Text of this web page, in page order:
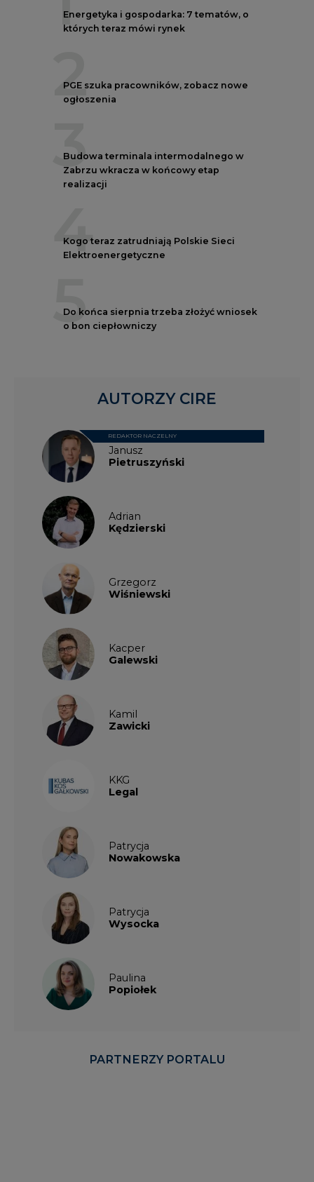
Energetyka i gospodarka: 7 tematów, o
których teraz mówi rynek
2
PGE szuka pracowników, zobacz nowe
ogłoszenia
3
Budowa terminala intermodalnego w
Zabrzu wkracza w końcowy etap
realizacji
4
Kogo teraz zatrudniają Polskie Sieci
Elektroenergetyczne
5
Do końca sierpnia trzeba złożyć wniosek
o bon ciepłowniczy
Janusz
Pietruszyński
REDAKTOR NACZELNY
Adrian
Kędzierski
Grzegorz
Wiśniewski
Kacper
Galewski
Kamil
Zawicki
KKG
Legal
Patrycja
Nowakowska
Patrycja
Wysocka
Paulina
Popiołek
AUTORZY CIRE
PARTNERZY PORTALU